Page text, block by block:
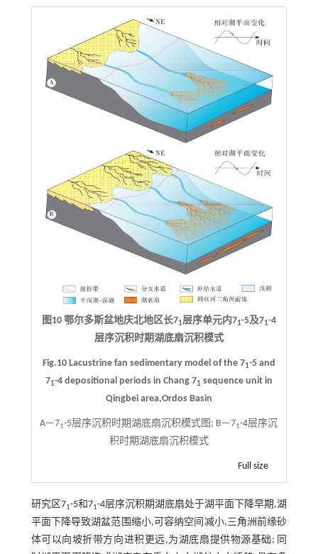
图10 鄂尔多斯盆地庆北地区长71层序单元内71-5及71-4
层序沉积时期湖底扇沉积模式
Fig.10 Lacustrine fan sedimentary model of the 71-5 and
71-4 depositional periods in Chang 71 sequence unit in
Qingbei area,Ordos Basin
A—71-5层序沉积时期湖底扇沉积模式图; B—71-4层序沉
积时期湖底扇沉积模式
Full size
研究区71-5和71-4层序沉积期湖底扇处于湖平面下降早期,湖
平面下降导致湖盆范围缩小,可容纳空间减小,三角洲前缘砂
体可以向坡折带方向进积更远,为湖底扇提供物源基础; 同